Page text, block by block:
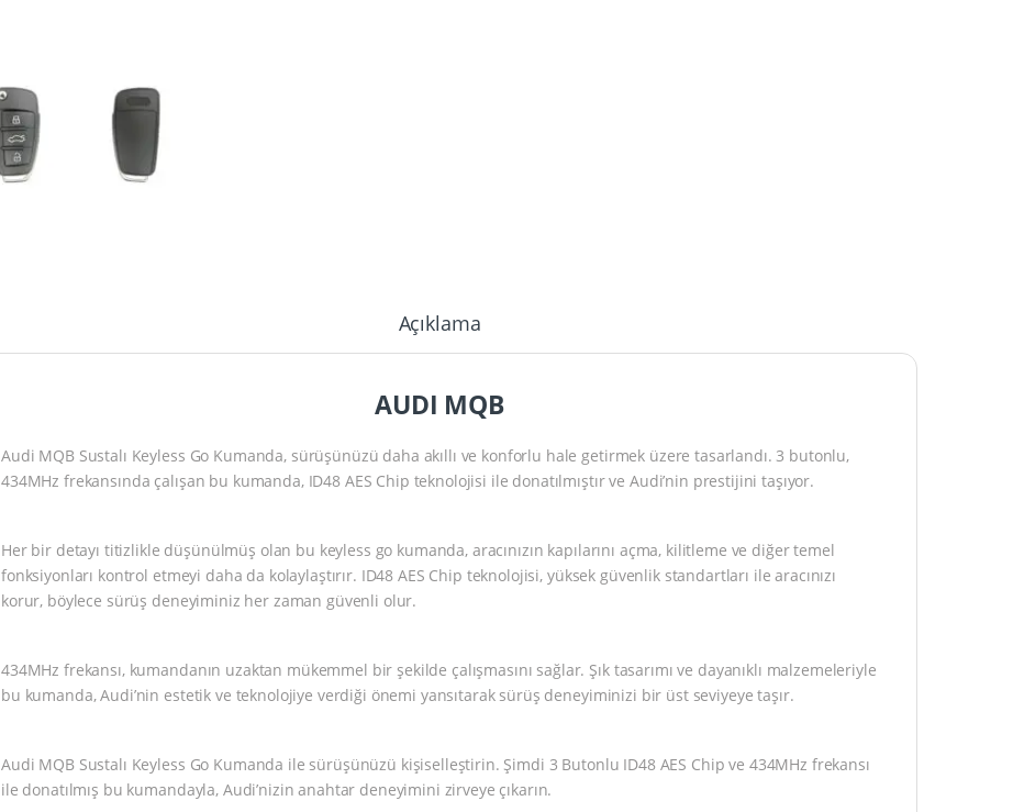
Açıklama
AUDI MQB
Audi MQB Sustalı Keyless Go Kumanda, sürüşünüzü daha akıllı ve konforlu hale getirmek üzere tasarlandı. 3 butonlu,
434MHz frekansında çalışan bu kumanda, ID48 AES Chip teknolojisi ile donatılmıştır ve Audi’nin prestijini taşıyor.
Her bir detayı titizlikle düşünülmüş olan bu keyless go kumanda, aracınızın kapılarını açma, kilitleme ve diğer temel
fonksiyonları kontrol etmeyi daha da kolaylaştırır. ID48 AES Chip teknolojisi, yüksek güvenlik standartları ile aracınızı
korur, böylece sürüş deneyiminiz her zaman güvenli olur.
434MHz frekansı, kumandanın uzaktan mükemmel bir şekilde çalışmasını sağlar. Şık tasarımı ve dayanıklı malzemeleriyle
bu kumanda, Audi’nin estetik ve teknolojiye verdiği önemi yansıtarak sürüş deneyiminizi bir üst seviyeye taşır.
Audi MQB Sustalı Keyless Go Kumanda ile sürüşünüzü kişiselleştirin. Şimdi 3 Butonlu ID48 AES Chip ve 434MHz frekansı
ile donatılmış bu kumandayla, Audi’nizin anahtar deneyimini zirveye çıkarın.